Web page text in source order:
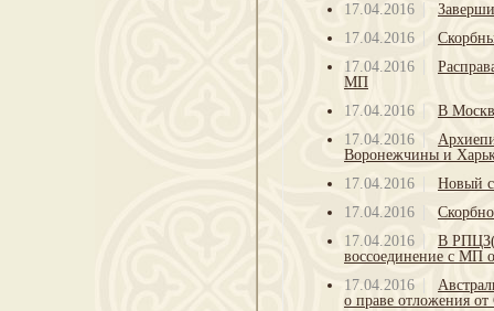
17.04.2016
17.04.2016
17.04.2016
МП
17.04.2016
В
17.04.2016
Воронежчины и
17.04.2016
Новый
17.04.2016
17.04.2016
В
воссоединение с МП
17.04.2016
о праве отложения